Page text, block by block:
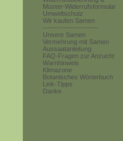
Muster-Widerrufsformular
Umweltschutz
Wir kaufen Samen
------------------------
Unsere Samen
Vermehrung mit Samen
Aussaatanleitung
FAQ-Fragen zur Anzucht
Warnhinweis
Klimazone
Botanisches Wörterbuch
Link-Tipps
Danke